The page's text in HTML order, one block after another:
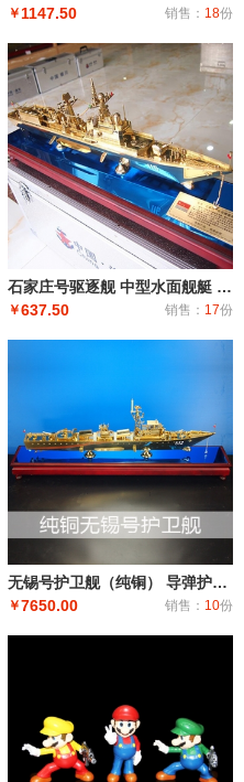
￥ 1147.50 销售： 18份
石家庄号驱逐舰 中型水面舰艇 军事海军舰艇模型 工艺船航模纪念摆件展览收藏品送
￥637.50 销售： 17份
无锡号护卫舰（纯铜） 导弹护卫舰工艺船航模纪念摆件展览收藏品送礼
￥7650.00 销售： 10份